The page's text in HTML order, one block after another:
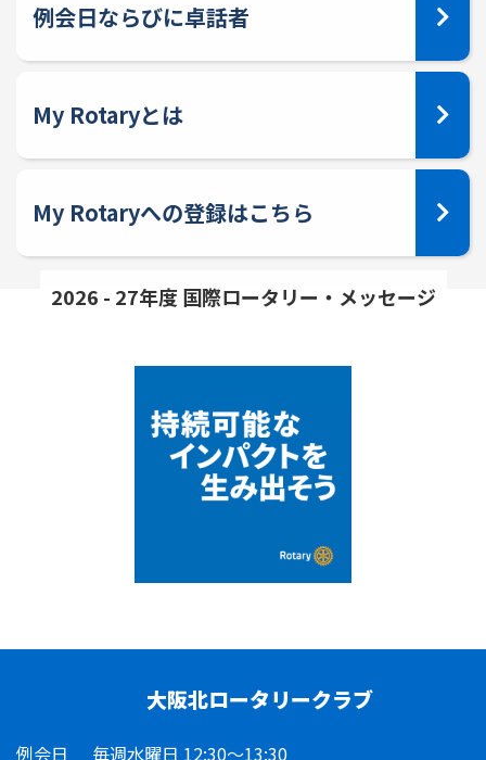
例会日ならびに卓話者
My Rotaryとは
My Rotaryへの登録はこちら
2026 - 27年度 国際ロータリー・メッセージ
大阪北ロータリークラブ
例会日 毎週水曜日 12:30～13:30